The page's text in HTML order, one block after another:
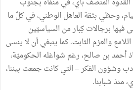
وحظي بثقة العاهل الوطني،فيكلّما
فيها برجالاتكِبارمن السياسيّين
اللامعوالعزم الثابت.كما ينبغيأن لاينسى
أحمدبن صالح،رغم شواغله الحكوميّة،
وشؤون الفكر–التيكانتجمعت بيننا،
منذشبابنا.